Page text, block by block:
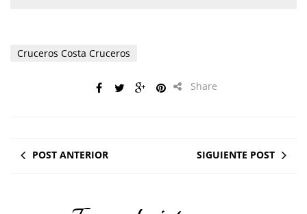
Cruceros Costa Cruceros
Share
POST ANTERIOR SIGUIENTE POST